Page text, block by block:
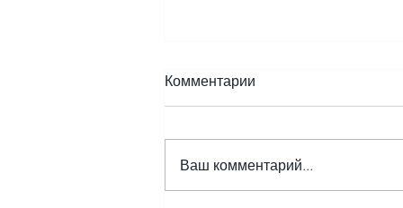
Комментарии
Ваш комментарий...